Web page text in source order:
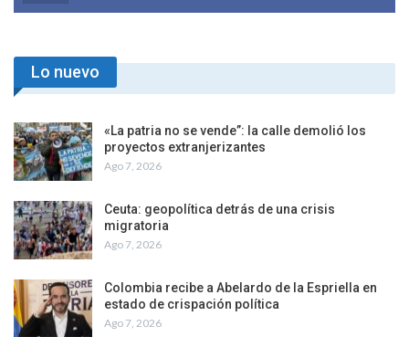
Lo nuevo
«La patria no se vende”: la calle demolió los
proyectos extranjerizantes
Ago 7, 2026
Ceuta: geopolítica detrás de una crisis
migratoria
Ago 7, 2026
Colombia recibe a Abelardo de la Espriella en
estado de crispación política
Ago 7, 2026